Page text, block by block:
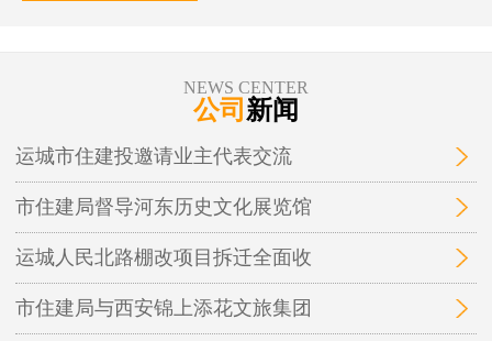
资建设项目融资实施平台，
为保障性安居工程和城市基
运城市中心城区棚户区改
造、城中村改造等保障性安
居工程及市政基础设施、地
下管廊开发建设和投融资业
务。
NEWS CENTER
公司 新闻
运城市住建投邀请业主代表交流
市住建局督导河东历史文化展览馆
运城人民北路棚改项目拆迁全面收
市住建局与西安锦上添花文旅集团